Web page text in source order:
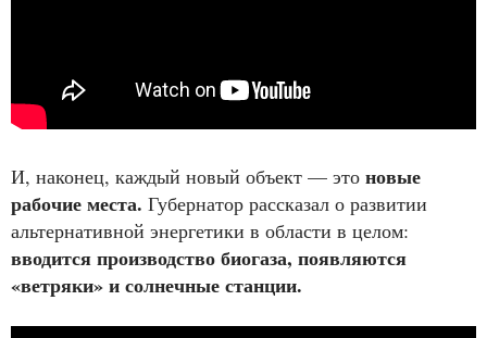
И, наконец, каждый новый объект — это новые
рабочие места. Губернатор рассказал о развитии
альтернативной энергетики в области в целом:
вводится производство биогаза, появляются
«ветряки» и солнечные станции.